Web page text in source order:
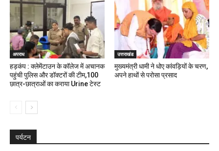
अपराध
हड़कंप : क्लेमेंटाउन के कॉलेज में अचानक
पहुंची पुलिस और डॉक्टरों की टीम,100
छात्र-छात्राओं का कराया Urine टेस्ट
उत्तराखंड
मुख्यमंत्री धामी ने धोए कांवड़ियों के चरण,
अपने हाथों से परोसा प्रसाद
पर्यटन